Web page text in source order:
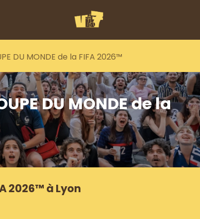
DU MONDE de la FIFA 2026™
DU MONDE de la
2026™ à Lyon